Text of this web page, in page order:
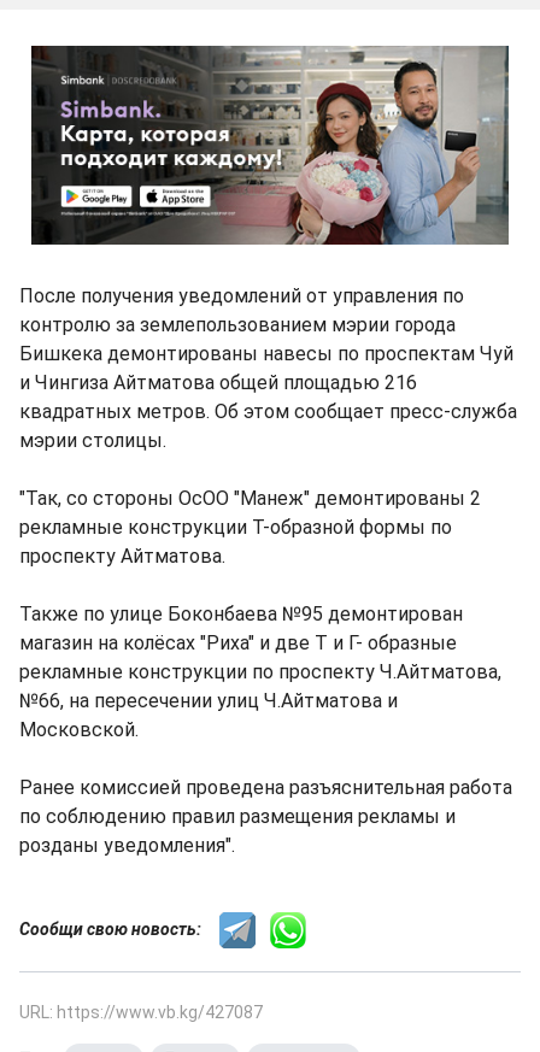
После получения уведомлений от управления по
контролю за землепользованием мэрии города
Бишкека демонтированы навесы по проспектам Чуй
и Чингиза Айтматова общей площадью 216
квадратных метров. Об этом сообщает пресс-служба
мэрии столицы.
"Так, со стороны ОсОО "Манеж" демонтированы 2
рекламные конструкции Т-образной формы по
проспекту Айтматова.
Также по улице Боконбаева №95 демонтирован
магазин на колёсах "Риха" и две Т и Г- образные
рекламные конструкции по проспекту Ч.Айтматова,
№66, на пересечении улиц Ч.Айтматова и
Московской.
Ранее комиссией проведена разъяснительная работа
по соблюдению правил размещения рекламы и
розданы уведомления".
Сообщи свою новость:
URL: https://www.vb.kg/427087